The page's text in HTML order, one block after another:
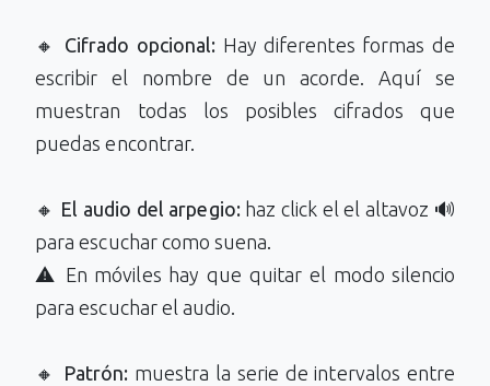
🔸 Cifrado opcional: Hay diferentes formas de
escribir el nombre de un acorde. Aquí se
muestran todas los posibles cifrados que
puedas encontrar.
🔸 El audio del arpegio:haz click el el altavoz 🔊
para escuchar como suena.
⚠️ En móviles hay que quitar el modo silencio
para escuchar el audio.
🔸 Patrón:muestra la serie de intervalos entre